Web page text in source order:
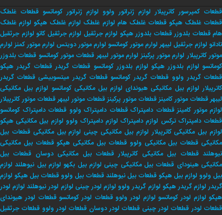
قطعات کمپرسور کاترپیلار لوازم ژنراتور ولوو لوازم ژنراتور کوماتسو قطعات غلطک
قطعات غلطک هپکو قطعات غلطک هام لوازم غلطک لوازم غلطک هپکو لوازم غلطک
هام قطعات بلدوزر قطعات بلدوزر هپکو لوازم جرثقیل لوازم جرثقیل کاتو لوازم جرثقیل
تادانو لوازم جرثقیل لیبهر لوارم موتور کوماتسو لوارم موتور دویتس لوارم موتور کمنز لوارم
موتور کاترپیلار لوارم موتور پرکینز لوارم موتور لیبهر قطعات موتور کوماتسو قطعات بلدوزر
کوماتسو لوازم بلدوزر هپکو لوازم بلدوزر کوماتسو قطعات گریدر قطعات گریدر هپکو
قطعات گریدر ولوو قطعات گریدر کوماتسو قطعات گریدر میتسوبیشی قطعات گریدر
کاترپیلار لوازم بیل مکانیکی هیوندای لوازم بیل مکانیکی کوماتسو لوازم بیل مکانیکی
لیبهرقطعات موتور کامینزقطعات موتور پرکینزقطعات موتور لیبهرقطعات موتور کاترپیلار
لوازم موتور کامینز قطعات دامپتراک قطعات دامپتراک ولوو قطعات دامپتراک کوماتسو
قطعات دامپتراک ترکس لوازم دامپتراک لوازم دامپتراک ولوو لوازم بیل مکانیکی هپکو
لوازم بیل مکانیکی کاترپیلار لوازم بیل مکانیکی چینی لوازم بیل مکانیکی قطعات بیل
مکانیکی قطعات بیل مکانیکی ولوو قطعات بیل مکانیکی هپکو قطعات بیل مکانیکی
نیوهلند قطعات بیل مکانیکی کاترپیلار قطعات بیل مکانیکی دوسان قطعات بیل
مکانیکی هینودای قطعات بیل مکانیکی چینی لوازم بیل بکهو لوازم بیل نیوهلند لوازم
بیل ولوو لوازم بیل هپکوقطعات بیل نیوهلندقطعات بیل ولووقطعات بیل هپکو لوازم
گریدر لوازم گریدر هپکو لوازم گریدر ولوو لوازم لودر چینی لوازم لودر نیوهلند لوازم لودر
هپکو لوازم لودر کوماتسو لوازم لودر ولوو قطعات لودر کوماتسو قطعات لودر هیوندای
قطعات لودر قطعات لودر چینی قطعات لودر دوسان قطعات لودر ولوو قطعات جرثقیل